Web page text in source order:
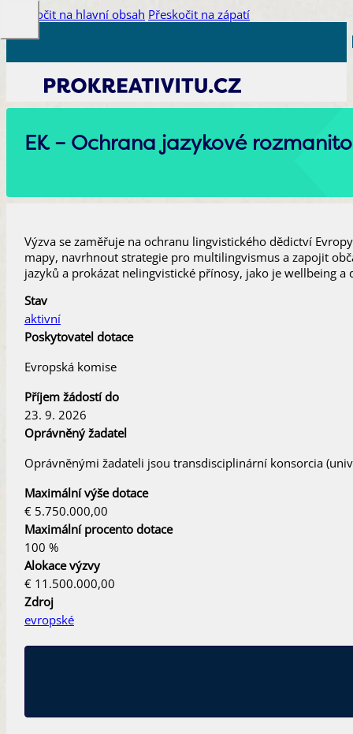
Přeskočit na hlavní obsah Přeskočit na zápatí
EK – Ochrana jazykové
Výzva se zaměřuje na ochranu lingvistického dědictví
mapy, navrhnout strategie pro multilingvismus a zapojit
jazyků a prokázat nelingvistické přínosy, jako je wellbeing a
Stav
aktivní
Poskytovatel dotace
Evropská komise
Příjem žádostí do
23. 9. 2026
Oprávněný žadatel
Oprávněnými žadateli jsou transdisciplinární konsorcia
Maximální výše dotace
€ 5.750.000,00
Maximální procento dotace
100 %
Alokace výzvy
€ 11.500.000,00
Zdroj
evropské